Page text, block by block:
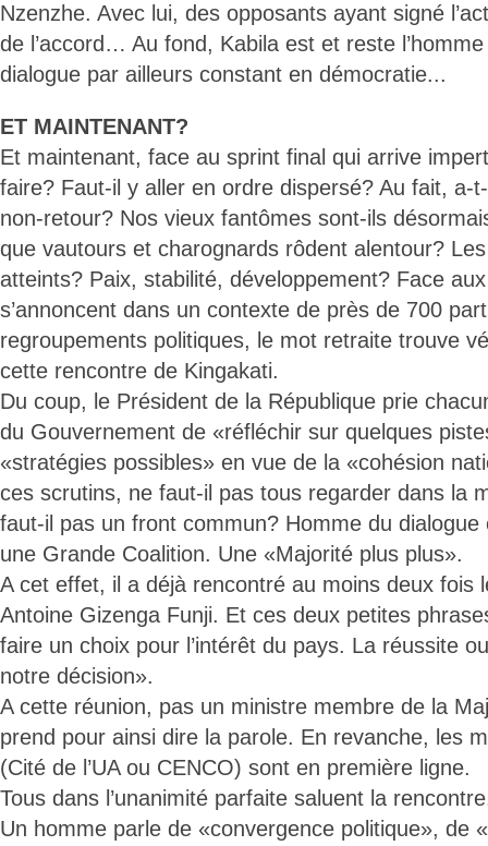
Nzenzhe. Avec lui, des opposants ayant signé
de l’accord… Au fond, Kabila est et reste
dialogue par ailleurs constant en démocratie...
ET MAINTENANT?
Et maintenant, face au sprint final qui arrive
faire? Faut-il y aller en ordre dispersé? Au fait, a-
non-retour? Nos vieux fantômes sont-ils
que vautours et charognards rôdent alentour?
atteints? Paix, stabilité, développement? Face
s’annoncent dans un contexte de près de 700
regroupements politiques, le mot retraite trouve
cette rencontre de Kingakati.
Du coup, le Président de la République prie
du Gouvernement de «réfléchir sur quelques
«stratégies possibles» en vue de la «cohésion
ces scrutins, ne faut-il pas tous regarder dans la
faut-il pas un front commun? Homme du
une Grande Coalition. Une «Majorité plus plus».
A cet effet, il a déjà rencontré au moins deux fois
Antoine Gizenga Funji. Et ces deux petites
faire un choix pour l’intérêt du pays. La réussite
notre décision».
A cette réunion, pas un ministre membre de la
prend pour ainsi dire la parole. En revanche, les
(Cité de l’UA ou CENCO) sont en première ligne.
Tous dans l’unanimité parfaite saluent la
Un homme parle de «convergence politique», de